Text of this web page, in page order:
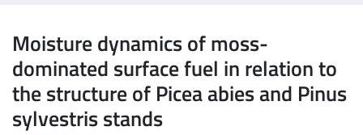
Moisture dynamics of moss-
dominated surface fuel in relation to
the structure of Picea abies and Pinus
sylvestris stands